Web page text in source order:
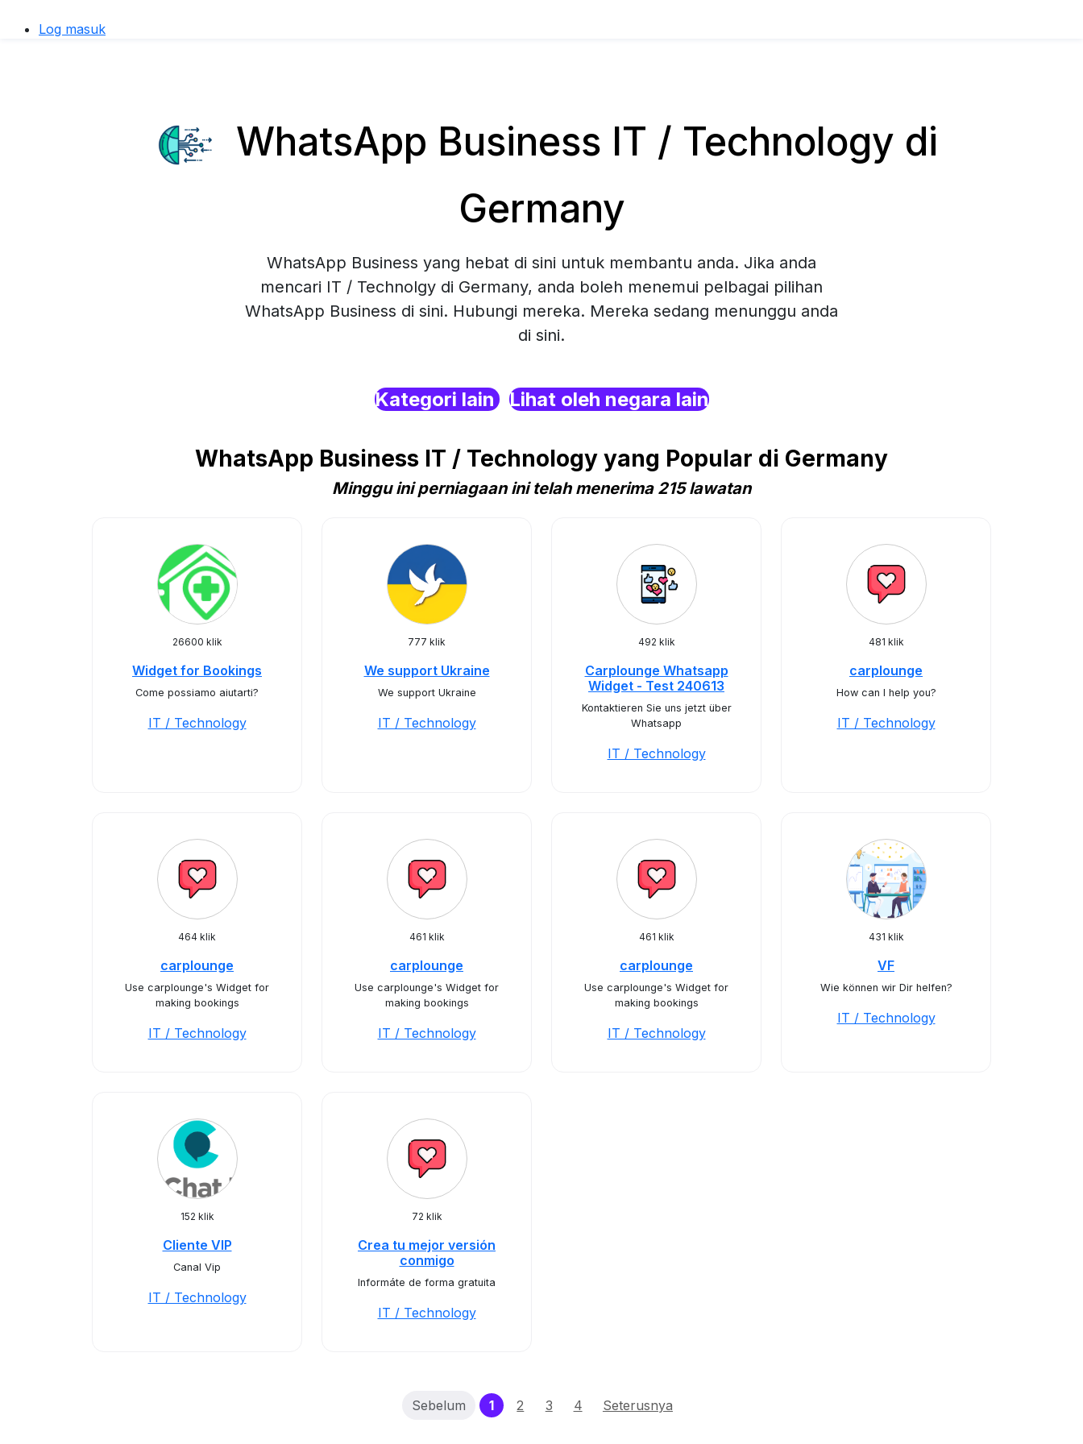
Log masuk
WhatsApp Business IT / Technology di
Germany
WhatsApp Business yang hebat di sini untuk membantu anda. Jika anda
mencari IT / Technolgy di Germany, anda boleh menemui pelbagai pilihan
WhatsApp Business di sini. Hubungi mereka. Mereka sedang menunggu anda
di sini.
Kategori lain Lihat oleh negara lain
WhatsApp Business IT / Technology yang Popular di Germany
Minggu ini perniagaan ini telah menerima 215 lawatan
26600 klik
Widget for Bookings
Come possiamo aiutarti?
IT / Technology
777 klik
We support Ukraine
We support Ukraine
IT / Technology
492 klik
Carplounge Whatsapp
Widget - Test 240613
Kontaktieren Sie uns jetzt über
Whatsapp
IT / Technology
481 klik
carplounge
How can I help you?
IT / Technology
464 klik
carplounge
Use carplounge's Widget for
making bookings
IT / Technology
461 klik
carplounge
Use carplounge's Widget for
making bookings
IT / Technology
461 klik
carplounge
Use carplounge's Widget for
making bookings
IT / Technology
431 klik
VF
Wie können wir Dir helfen?
IT / Technology
152 klik
Cliente VIP
Canal Vip
IT / Technology
72 klik
Crea tu mejor versión
conmigo
Informáte de forma gratuita
IT / Technology
Sebelum 1(current)
2 3 4 Seterusnya